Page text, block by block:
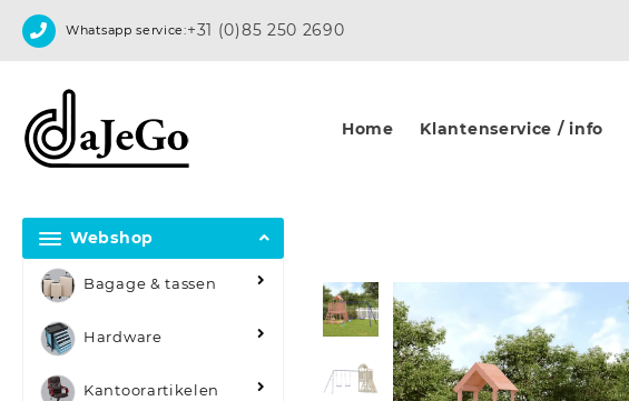
Whatsapp service:+31 (0)85 250 2690
Home Klantenservice / info
Webshop
Bagage & tassen
Hardware
Kantoorartikelen